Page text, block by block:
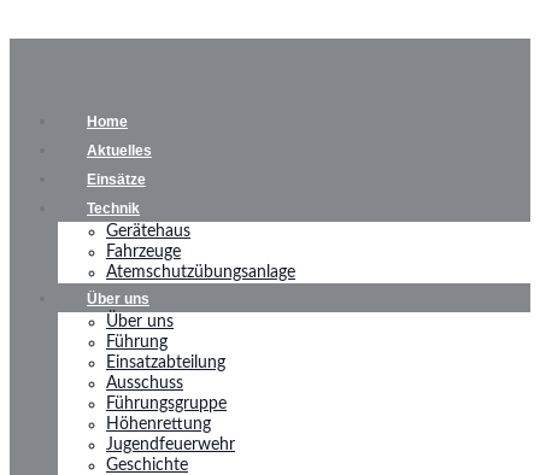
Home
Aktuelles
Einsätze
Technik
Gerätehaus
Fahrzeuge
Atemschutzübungsanlage
Über uns
Über uns
Führung
Einsatzabteilung
Ausschuss
Führungsgruppe
Höhenrettung
Jugendfeuerwehr
Geschichte